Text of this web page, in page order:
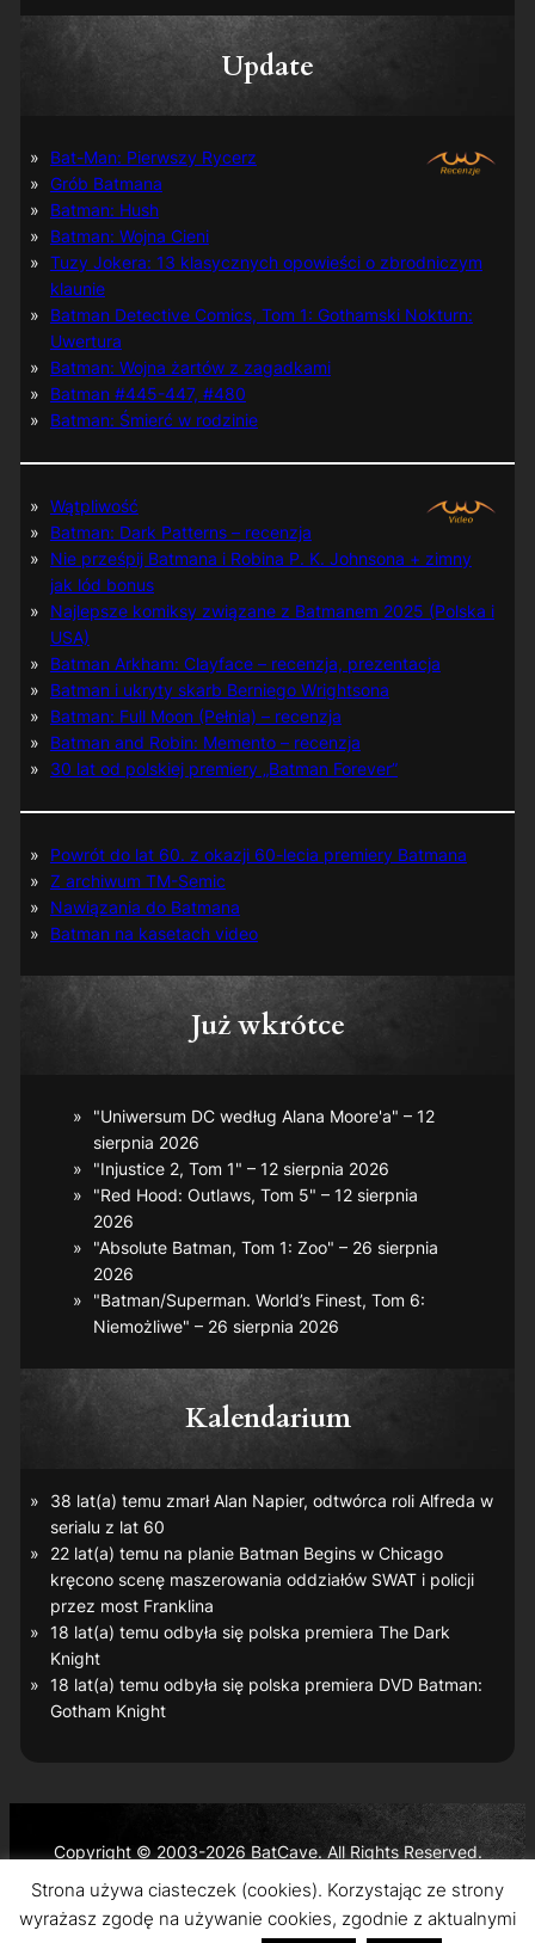
Update
Bat-Man: Pierwszy Rycerz
Grób Batmana
Batman: Hush
Batman: Wojna Cieni
Tuzy Jokera: 13 klasycznych opowieści o zbrodniczym
klaunie
Batman Detective Comics, Tom 1: Gothamski Nokturn:
Uwertura
Batman: Wojna żartów z zagadkami
Batman #445-447, #480
Batman: Śmierć w rodzinie
Wątpliwość
Batman: Dark Patterns – recenzja
Nie prześpij Batmana i Robina P. K. Johnsona + zimny
jak lód bonus
Najlepsze komiksy związane z Batmanem 2025 (Polska i
USA)
Batman Arkham: Clayface – recenzja, prezentacja
Batman i ukryty skarb Berniego Wrightsona
Batman: Full Moon (Pełnia) – recenzja
Batman and Robin: Memento – recenzja
30 lat od polskiej premiery „Batman Forever”
Powrót do lat 60. z okazji 60-lecia premiery Batmana
Z archiwum TM-Semic
Nawiązania do Batmana
Batman na kasetach video
Już wkrótce
"Uniwersum DC według Alana Moore'a" – 12
sierpnia 2026
"Injustice 2, Tom 1" – 12 sierpnia 2026
"Red Hood: Outlaws, Tom 5" – 12 sierpnia
2026
"Absolute Batman, Tom 1: Zoo" – 26 sierpnia
2026
"Batman/Superman. World’s Finest, Tom 6:
Niemożliwe" – 26 sierpnia 2026
Kalendarium
38 lat(a) temu zmarł Alan Napier, odtwórca roli Alfreda w
serialu z lat 60
22 lat(a) temu na planie Batman Beginsw Chicago
kręcono scenę maszerowania oddziałów SWAT i policji
przez most Franklina
18 lat(a) temu odbyła się polska premiera The Dark
Knight
18 lat(a) temu odbyła się polska premiera DVD Batman:
Gotham Knight
Copyright © 2003-2026 BatCave. All Rights Reserved.
Batman and all related characters and elements are the
trademarks of © DC Comics and Warner Bros. Entertainment
Inc.
Strona używa ciasteczek (cookies). Korzystając ze strony
wyrażasz zgodę na używanie cookies, zgodnie z aktualnymi